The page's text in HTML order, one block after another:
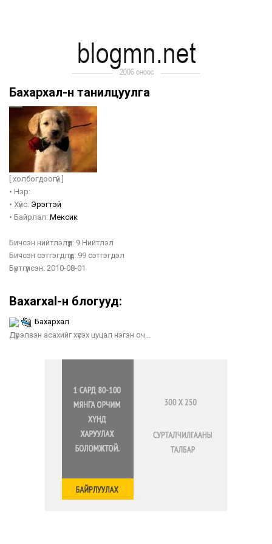
Бахархал-н танилцуулга
[ холбогдоогүй ]
• Нэр:
• Хүйс: Эрэгтэй
• Байрлал: Мексик
Бичсэн нийтлэлүүд: 9 Нийтлэл
Бичсэн сэтгэгдлүүд: 99 сэтгэгдэл
Бүртгүүлсэн: 2010-08-01
Baxarxal-н блогууд:
Бахархал
Дүрэлзэн асахийг хүсэх цуцал нэгэн оч...